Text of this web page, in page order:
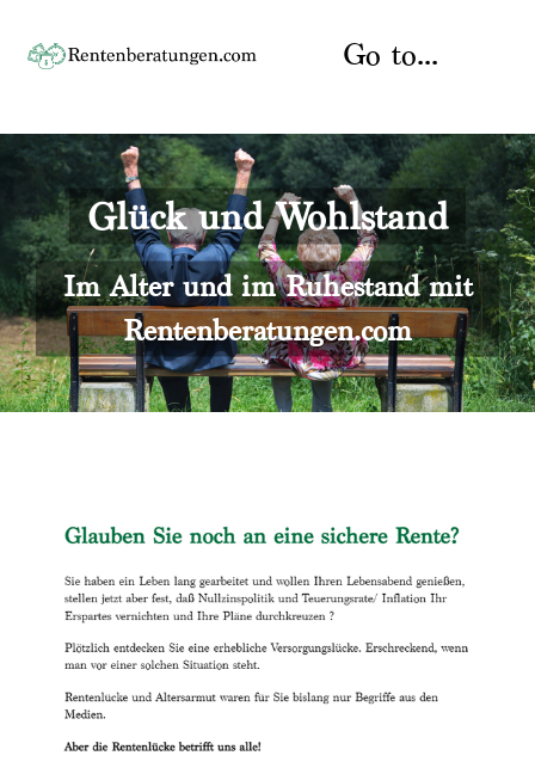
content
Go to...
Startseite
Rente
Rentenberater
Rentenversicherung
Versicherungsberatung
Über uns
Kontakt
Glück und Wohlstand
Im Alter und im Ruhestand mit
Rentenberatungen.com